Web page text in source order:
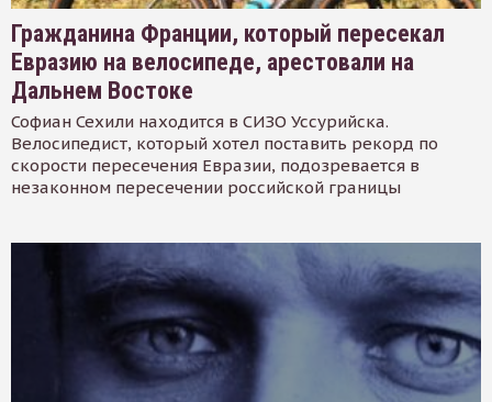
Гражданина Франции, который пересекал
Евразию на велосипеде, арестовали на
Дальнем Востоке
Софиан Сехили находится в СИЗО Уссурийска.
Велосипедист, который хотел поставить рекорд по
скорости пересечения Евразии, подозревается в
незаконном пересечении российской границы